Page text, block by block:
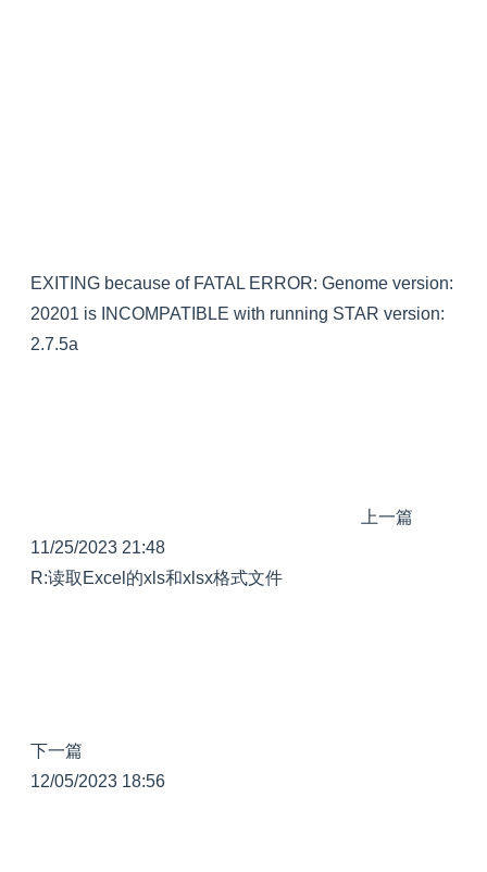
EXITING because of FATAL ERROR: Genome version:
20201 is INCOMPATIBLE with running STAR version:
2.7.5a
上一篇
11/25/2023 21:48
R:读取Excel的xls和xlsx格式文件
下一篇
12/05/2023 18:56